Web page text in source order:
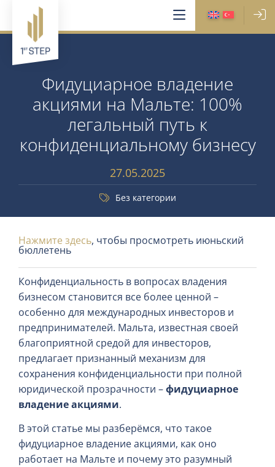
Фидуциарное владение
акциями на Мальте: 100%
легальный путь к
конфиденциальному бизнесу
27.05.2025
Без категории
Нажмите здесь, чтобы просмотреть июньский
бюллетень
Конфиденциальность в вопросах владения
бизнесом становится все более ценной –
особенно для международных инвесторов и
предпринимателей. Мальта, известная своей
благоприятной средой для инвесторов,
предлагает признанный механизм для
сохранения конфиденциальности при полной
юридической прозрачности –фидуциарное
владение акциями.
В этой статье мы разберёмся, что такое
фидуциарное владение акциями, как оно
работает на Мальте и почему это разумный